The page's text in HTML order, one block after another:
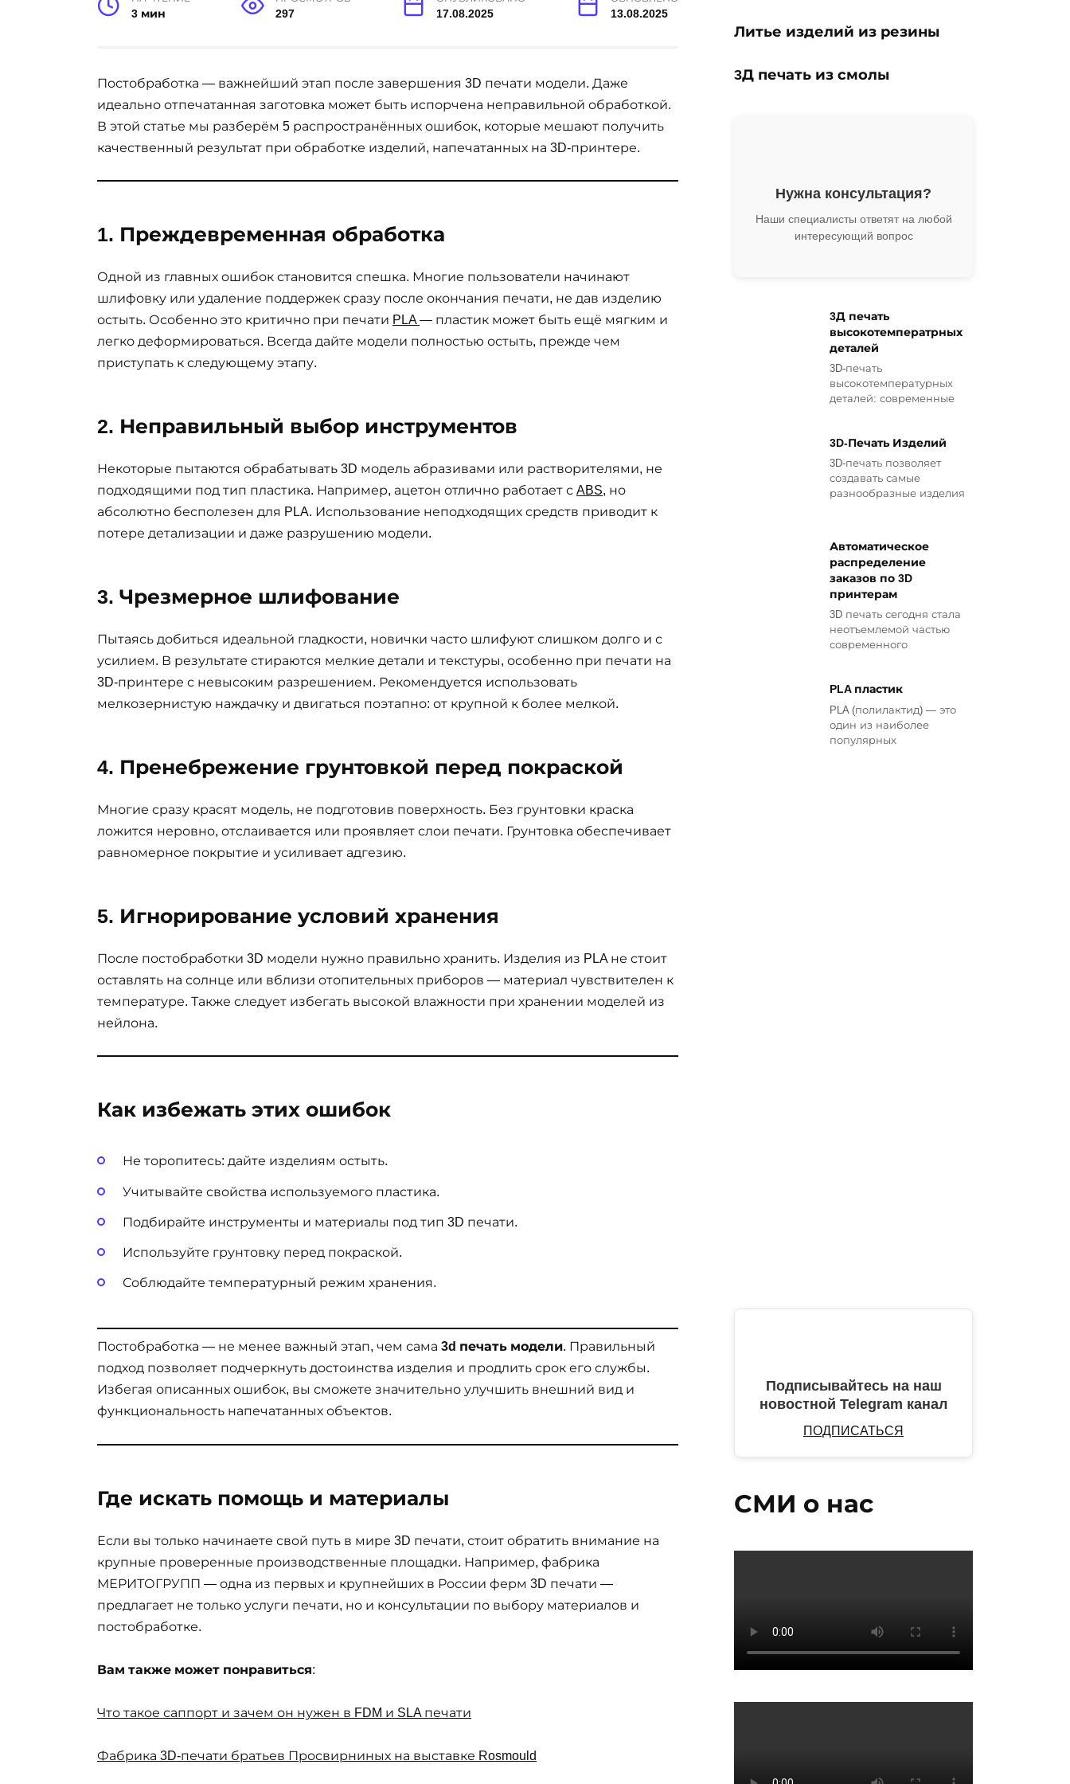
3 мин 297 17.08.2025 13.08.2025
Постобработка — важнейший этап после завершения 3D печати модели. Даже
идеально отпечатанная заготовка может быть испорчена неправильной обработкой.
В этой статье мы разберём 5 распространённых ошибок, которые мешают получить
качественный результат при обработке изделий, напечатанных на 3D-принтере.
1. Преждевременная обработка
Одной из главных ошибок становится спешка. Многие пользователи начинают
шлифовку или удаление поддержек сразу после окончания печати, не дав изделию
остыть. Особенно это критично при печати PLA— пластик может быть ещё мягким и
легко деформироваться. Всегда дайте модели полностью остыть, прежде чем
приступать к следующему этапу.
2. Неправильный выбор инструментов
Некоторые пытаются обрабатывать 3D модель абразивами или растворителями, не
подходящими под тип пластика. Например, ацетон отлично работает с ABS, но
абсолютно бесполезен для PLA. Использование неподходящих средств приводит к
потере детализации и даже разрушению модели.
3. Чрезмерное шлифование
Пытаясь добиться идеальной гладкости, новички часто шлифуют слишком долго и с
усилием. В результате стираются мелкие детали и текстуры, особенно при печати на
3D-принтере с невысоким разрешением. Рекомендуется использовать
мелкозернистую наждачку и двигаться поэтапно: от крупной к более мелкой.
4. Пренебрежение грунтовкой перед покраской
Многие сразу красят модель, не подготовив поверхность. Без грунтовки краска
ложится неровно, отслаивается или проявляет слои печати. Грунтовка обеспечивает
равномерное покрытие и усиливает адгезию.
5. Игнорирование условий хранения
После постобработки 3D модели нужно правильно хранить. Изделия из PLA не стоит
оставлять на солнце или вблизи отопительных приборов — материал чувствителен к
температуре. Также следует избегать высокой влажности при хранении моделей из
нейлона.
Как избежать этих ошибок
Не торопитесь: дайте изделиям остыть.
Учитывайте свойства используемого пластика.
Подбирайте инструменты и материалы под тип 3D печати.
Используйте грунтовку перед покраской.
Соблюдайте температурный режим хранения.
Постобработка — не менее важный этап, чем сама 3d печать модели. Правильный
подход позволяет подчеркнуть достоинства изделия и продлить срок его службы.
Избегая описанных ошибок, вы сможете значительно улучшить внешний вид и
функциональность напечатанных объектов.
Где искать помощь и материалы
Если вы только начинаете свой путь в мире 3D печати, стоит обратить внимание на
крупные проверенные производственные площадки. Например, фабрика
МЕРИТОГРУПП — одна из первых и крупнейших в России ферм 3D печати —
предлагает не только услуги печати, но и консультации по выбору материалов и
постобработке.
Вам также может понравиться:
Что такое саппорт и зачем он нужен в FDM и SLA печати
Фабрика 3D-печати братьев Просвирниных на выставке Rosmould
Литье изделий из резины
3Д печать из смолы
Нужна консультация?
Наши специалисты ответят на любой
интересующий вопрос
3Д печать
высокотемператрных
деталей
3D-печать
высокотемпературных
деталей: современные
3D-Печать Изделий
3D-печать позволяет
создавать самые
разнообразные изделия
Автоматическое
распределение
заказов по 3D
принтерам
3D печать сегодня стала
неотъемлемой частью
современного
PLA пластик
PLA (полилактид) — это
один из наиболее
популярных
Подписывайтесь на наш
новостной Telegram канал
ПОДПИСАТЬСЯ
СМИ о нас